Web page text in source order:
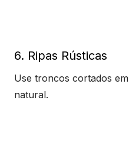
6. Ripas Rústicas
Use troncos cortados
natural.